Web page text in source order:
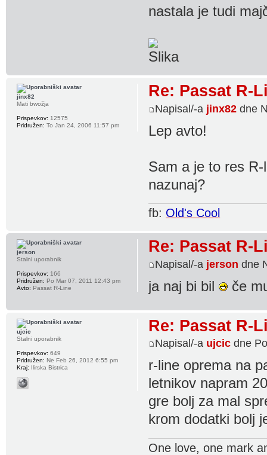
nastala je tudi
Re: Passat R-
Napisal/-a jinx82 dne
Lep avto!
Sam a je to res
nazunaj?
fb: Old's Cool
jinx82
Mati bwožja
Prispevkov: 12575
Pridružen: To Jan 24, 2006 11:57 pm
Re: Passat R-
Napisal/-a jerson dne
ja naj bi bil če
jerson
Stalni uporabnik
Prispevkov: 166
Pridružen: Po Mar 07, 2011 12:43 pm
Avto: Passat R-Line
Re: Passat R-
Napisal/-a ujcic dne
r-line oprema na
letnikov napram
gre bolj za mal
krom dodatki bolj
One love, one mark
ujcic
Stalni uporabnik
Prispevkov: 649
Pridružen: Ne Feb 26, 2012 6:55 pm
Kraj: Ilirska Bistrica